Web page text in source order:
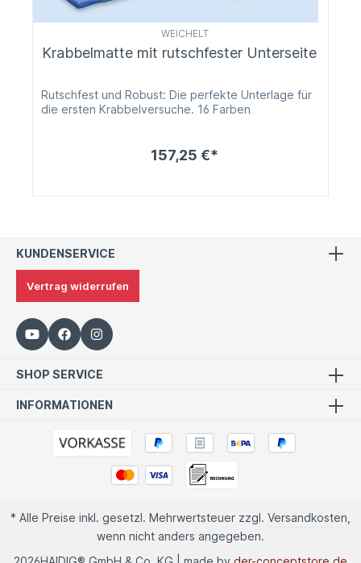
WEICHELT
Krabbelmatte mit rutschfester Unterseite
Rutschfest und Robust: Die perfekte Unterlage für
die ersten Krabbelversuche. 16 Farben
157,25 €*
KUNDENSERVICE
Vertrag widerrufen
SHOP SERVICE
INFORMATIONEN
* Alle Preise inkl. gesetzl. Mehrwertsteuer zzgl. Versandkosten
wenn nicht anders angegeben.